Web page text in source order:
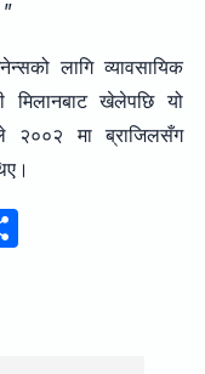
लागि व्यावसायिक
खेलेपछि यो
२००२ मा ब्राजिलसँग
S